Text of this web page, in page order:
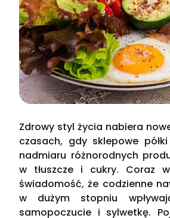
Zdrowy styl życia nabiera
czasach, gdy sklepowe
nadmiaru różnorodnych
w tłuszcze i cukry. Coraz
świadomość, że codzienne
w dużym stopniu
samopoczucie i sylwetkę.